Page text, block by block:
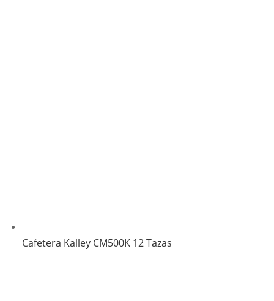
Cafetera Kalley CM500K 12 Tazas